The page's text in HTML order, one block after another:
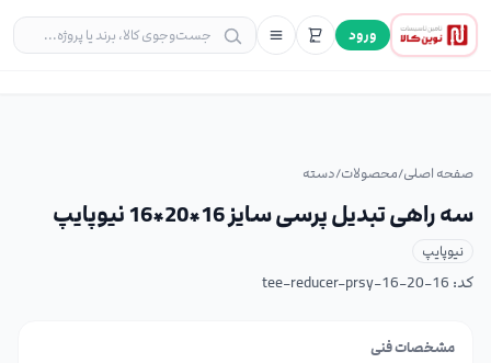
ورود
صفحه اصلی/محصولات/دسته
سه راهی تبدیل پرسی سایز 16*20*16 نیوپایپ
نیوپایپ
کد: tee-reducer-prsy-16-20-16
مشخصات فنی